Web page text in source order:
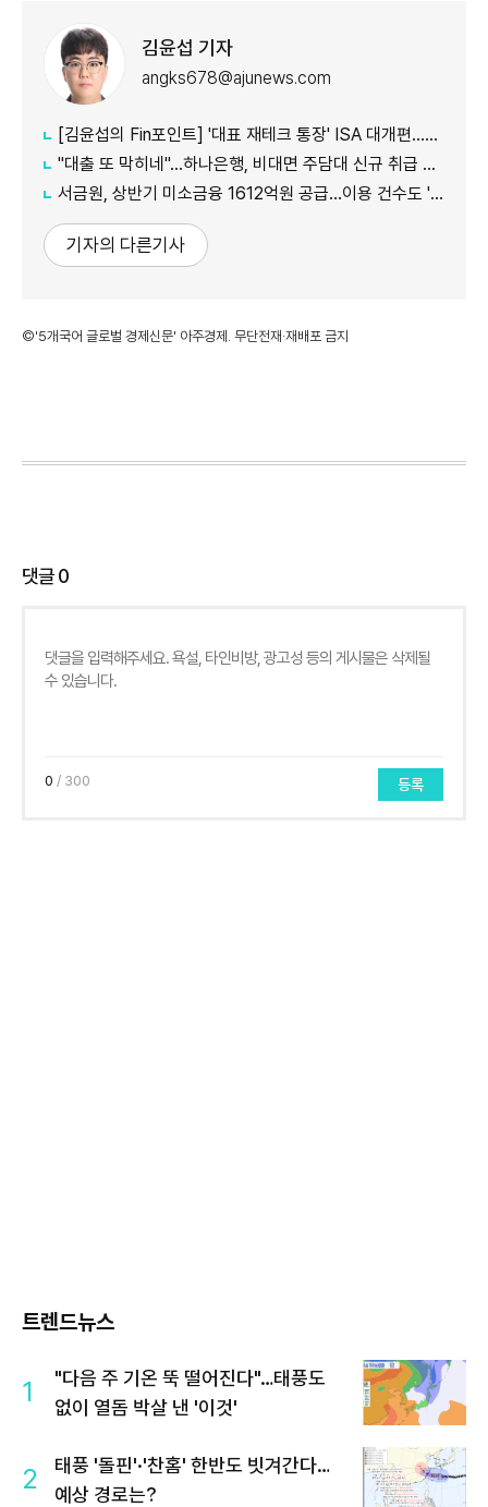
김윤섭 기자
angks678@ajunews.com
[김윤섭의 Fin포인트] '대표 재테크 통장' ISA 대개편…나에게 맞는 전략은?
"대출 또 막히네"…하나은행, 비대면 주담대 신규 취급 중단
서금원, 상반기 미소금융 1612억원 공급…이용 건수도 '역대 최대'
기자의 다른기사
©'5개국어 글로벌 경제신문' 아주경제. 무단전재·재배포 금지
댓글0
0 / 300 등록
트렌드뉴스
1
"다음 주 기온 뚝 떨어진다"…태풍도
없이 열돔 박살 낸 '이것'
2
태풍 '돌핀'·'찬홈' 한반도 빗겨간다…
예상 경로는?